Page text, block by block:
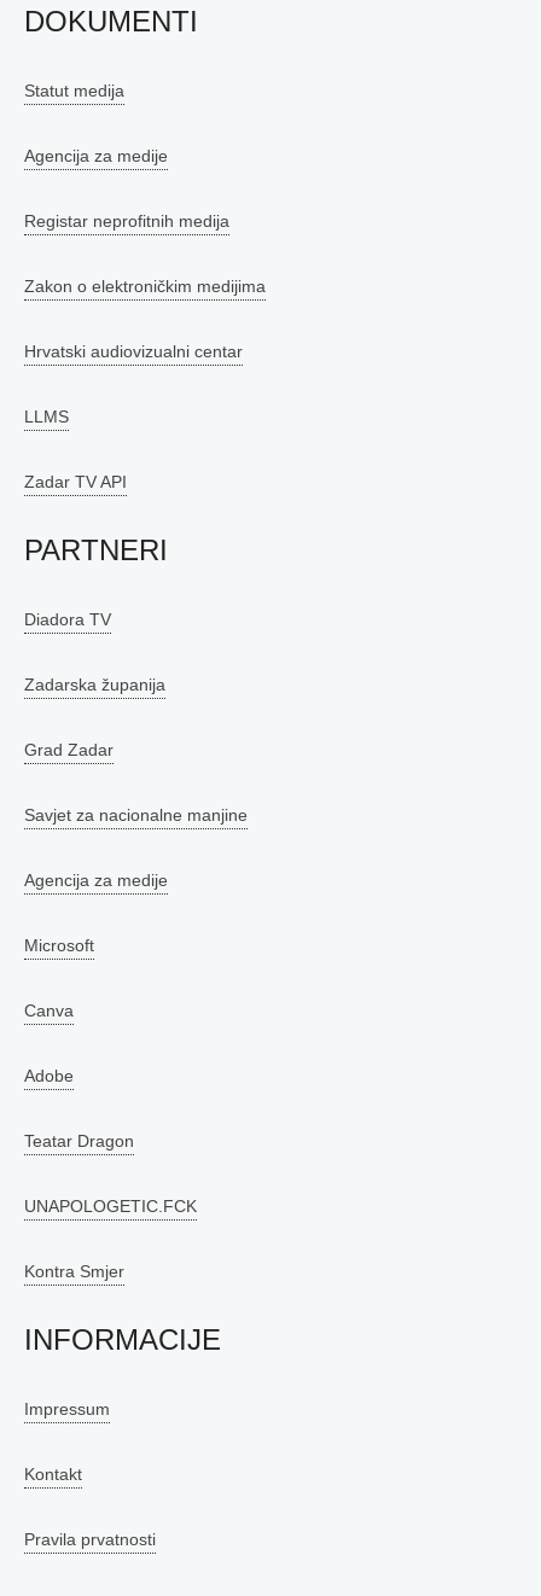
DOKUMENTI
Statut medija
Agencija za medije
Registar neprofitnih medija
Zakon o elektroničkim medijima
Hrvatski audiovizualni centar
LLMS
Zadar TV API
PARTNERI
Diadora TV
Zadarska županija
Grad Zadar
Savjet za nacionalne manjine
Agencija za medije
Microsoft
Canva
Adobe
Teatar Dragon
UNAPOLOGETIC.FCK
Kontra Smjer
INFORMACIJE
Impressum
Kontakt
Pravila prvatnosti